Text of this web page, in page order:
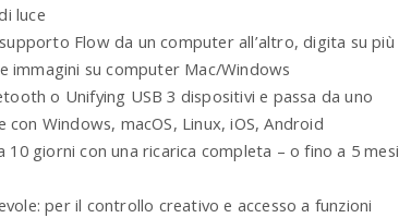
luce
Flow da un computer ‎all’altro, digita su più
immagini su ‎computer Mac/Windows
o Unifying ‎USB 3 dispositivi e passa da uno
Windows, macOS, Linux, iOS, Android
10 giorni con una ricarica completa ‎‎– o fino a 5 mesi
per il controllo creativo e accesso a ‎funzioni